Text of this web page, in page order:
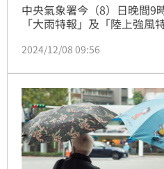
中央氣象署今（8）日晚間9
「大雨特報」及「陸上強風
2024/12/08 09:56